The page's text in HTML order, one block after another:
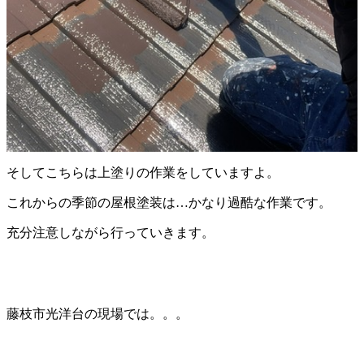
そしてこちらは上塗りの作業をしていますよ。
これからの季節の屋根塗装は…かなり過酷な作業です。
充分注意しながら行っていきます。
藤枝市光洋台の現場では。。。